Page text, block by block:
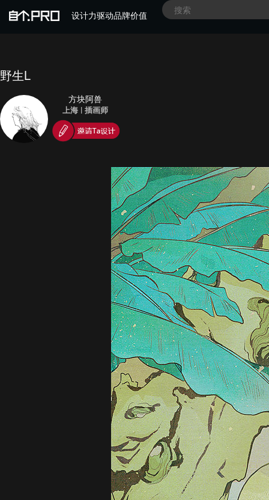
设计力驱动品牌价值
野生L
方块阿兽
上海 | 插画师